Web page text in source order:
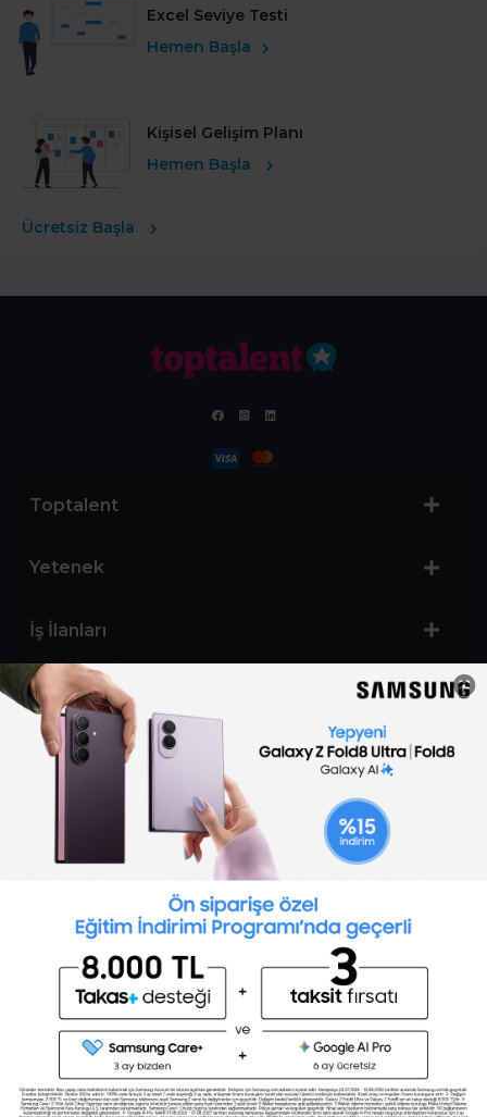
Excel Seviye Testi
Hemen Başla
Kişisel Gelişim Planı
Hemen Başla
Ücretsiz Başla
Toptalent
Yetenek
İş İlanları
Sertifika Programları
Yetenek Testleri
Toptalent Marka ve İnsan Kaynakları Danışmanlığı Limited Şirketi Özel İstihdam Bürosu
Olarak 11 / 11 / 2024 - 10 / 11 / 2027 tarihleri arasında faaliyette bulunmak üzere, Türkiye İş
Kurumu tarafından 05.11.2024 tarih ve 16998526 sayılı karar uyarınca 1251 nolu belge ile faaliyet
göstermektedir.Toptalent İş İlanları için tıklayın. 4904 sayılı kanun uyarınca iş arayanlardan
ücret alınmayacak ve menfaat temin edilmeyecektir.
Türkiye İş Kurumu İstanbul İl Müdürlüğü: 0 212 249 29 87 | Türkiye iş Kurumu İstanbul Çalışma
ve İş Kurumu Bahçelievler Hizmet Merkezi